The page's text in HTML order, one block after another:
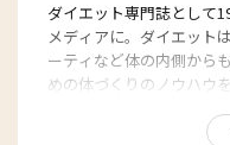
ダイエット専門誌として
メディアに。ダイエット
ーティなど体の内側から
めの体づくりのノウハウ
もに、編集部員も自らさ